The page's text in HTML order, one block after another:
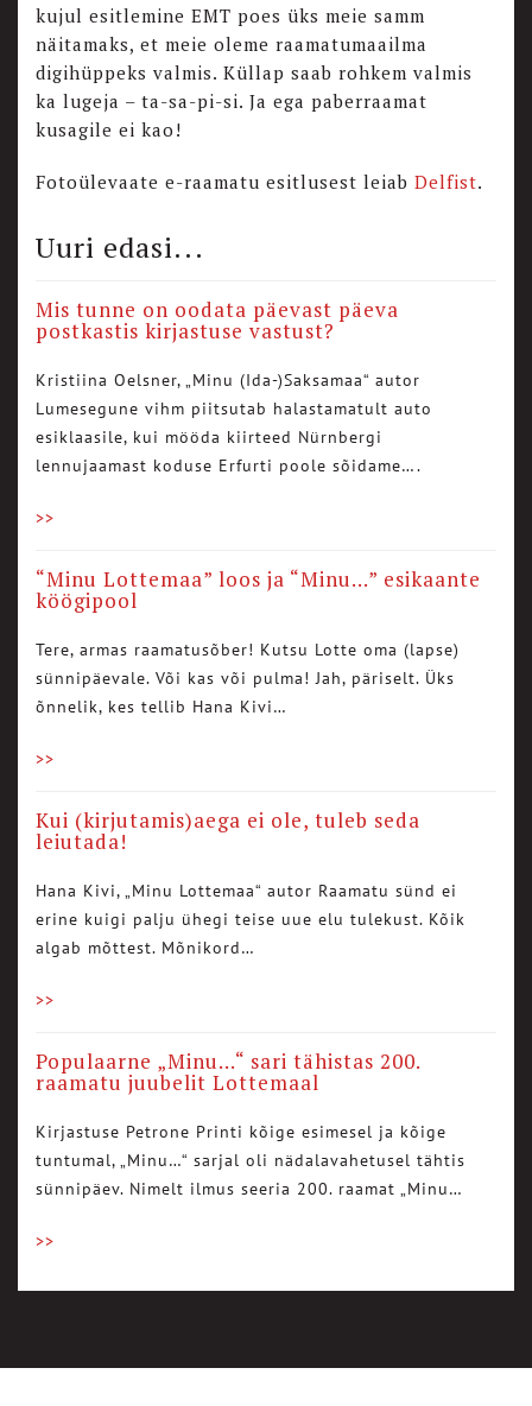
kujul esitlemine EMT poes üks meie samm
näitamaks, et meie oleme raamatumaailma
digihüppeks valmis. Küllap saab rohkem valmis
ka lugeja – ta-sa-pi-si. Ja ega paberraamat
kusagile ei kao!
Fotoülevaate e-raamatu esitlusest leiab Delfist.
Uuri edasi...
Mis tunne on oodata päevast päeva
postkastis kirjastuse vastust?
Kristiina Oelsner, „Minu (Ida-)Saksamaa“ autor
Lumesegune vihm piitsutab halastamatult auto
esiklaasile, kui mööda kiirteed Nürnbergi
lennujaamast koduse Erfurti poole sõidame….
>>
“Minu Lottemaa” loos ja “Minu…” esikaante
köögipool
Tere, armas raamatusõber! Kutsu Lotte oma (lapse)
sünnipäevale. Või kas või pulma! Jah, päriselt. Üks
õnnelik, kes tellib Hana Kivi…
>>
Kui (kirjutamis)aega ei ole, tuleb seda
leiutada!
Hana Kivi, „Minu Lottemaa“ autor Raamatu sünd ei
erine kuigi palju ühegi teise uue elu tulekust. Kõik
algab mõttest. Mõnikord…
>>
Populaarne „Minu…“ sari tähistas 200.
raamatu juubelit Lottemaal
Kirjastuse Petrone Printi kõige esimesel ja kõige
tuntumal, „Minu…“ sarjal oli nädalavahetusel tähtis
sünnipäev. Nimelt ilmus seeria 200. raamat „Minu…
>>